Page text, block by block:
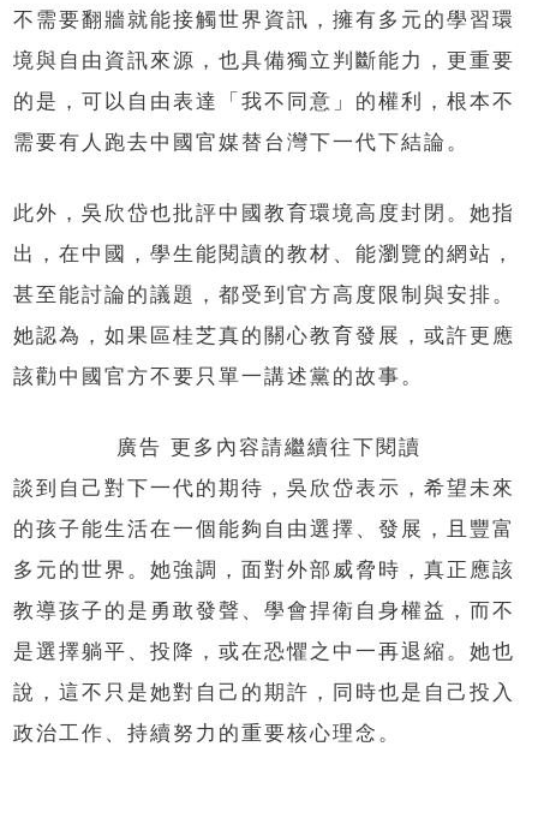
不需要翻牆就能接觸世界資訊，擁有多元的學習環
境與自由資訊來源，也具備獨立判斷能力，更重要
的是，可以自由表達「我不同意」的權利，根本不
需要有人跑去中國官媒替台灣下一代下結論。
此外，吳欣岱也批評中國教育環境高度封閉。她指
出，在中國，學生能閱讀的教材、能瀏覽的網站，
甚至能討論的議題，都受到官方高度限制與安排。
她認為，如果區桂芝真的關心教育發展，或許更應
該勸中國官方不要只單一講述黨的故事。
廣告 更多內容請繼續往下閱讀
談到自己對下一代的期待，吳欣岱表示，希望未來
的孩子能生活在一個能夠自由選擇、發展，且豐富
多元的世界。她強調，面對外部威脅時，真正應該
教導孩子的是勇敢發聲、學會捍衛自身權益，而不
是選擇躺平、投降，或在恐懼之中一再退縮。她也
說，這不只是她對自己的期許，同時也是自己投入
政治工作、持續努力的重要核心理念。